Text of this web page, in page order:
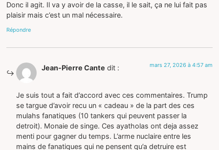
Donc il agit. Il va y avoir de la casse, il le sait, ça ne lui fait pas
plaisir mais c’est un mal nécessaire.
Répondre
Jean-Pierre Cante dit : mars 27, 2026 à 4:57 am
Je suis tout a fait d’accord avec ces commentaires. Trump
se targue d’avoir recu un « cadeau » de la part des ces
mulahs fanatiques (10 tankers qui peuvent passer la
detroit). Monaie de singe. Ces ayatholas ont deja assez
menti pour gagner du temps. L’arme nuclaire entre les
mains de fanatiques qui ne pensent qu’a detruire est